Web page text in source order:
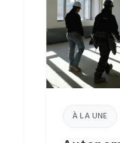
À LA UNE